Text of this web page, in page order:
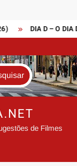
DIA D – O DIA
de Filmes